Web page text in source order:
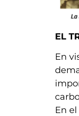
EL
En
En